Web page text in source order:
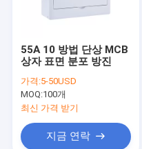
55A 10 방법 단상 MCB
상자 표면 분포 방진
가격:5-50USD
MOQ:100개
최신 가격 받기
지금 연락